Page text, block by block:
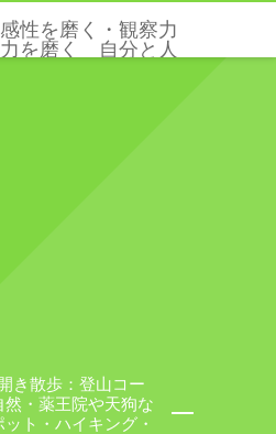
性を磨く・観察力
を磨く 自分と人
き散歩：登山コー
然・薬王院や天狗な
ト・ハイキング・